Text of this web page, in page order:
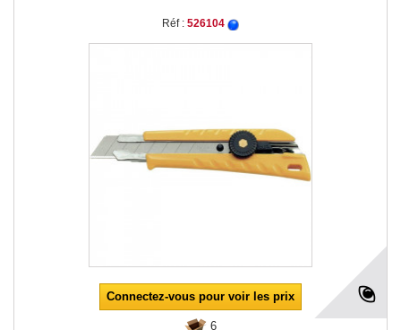
Réf : 526104
Connectez-vous pour voir les prix
6